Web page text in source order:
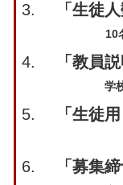
「生
10
「教
学
「生徒
「募